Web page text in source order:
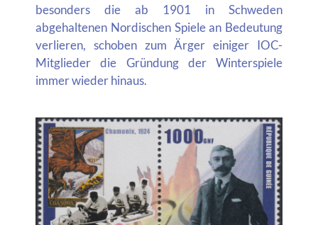
besonders die ab 1901 in Schweden
abgehaltenen Nordischen Spiele an Bedeutung
verlieren, schoben zum Ärger einiger IOC-
Mitglieder die Gründung der Winterspiele
immer wieder hinaus.